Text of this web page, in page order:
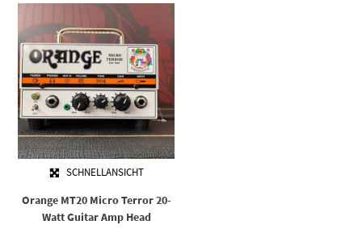
SCHNELLANSICHT
Orange MT20 Micro Terror 20-
Watt Guitar Amp Head